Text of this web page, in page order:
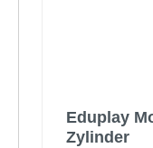
Eduplay
Zylinder